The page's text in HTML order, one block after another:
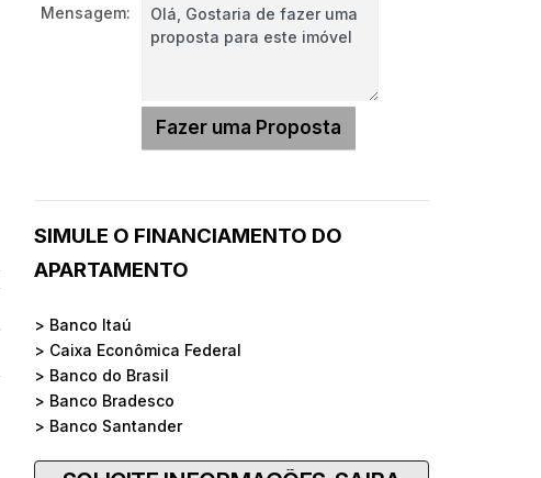
Mensagem:
SIMULE O FINANCIAMENTO DO
APARTAMENTO
> Banco Itaú
> Caixa Econômica Federal
> Banco do Brasil
> Banco Bradesco
> Banco Santander